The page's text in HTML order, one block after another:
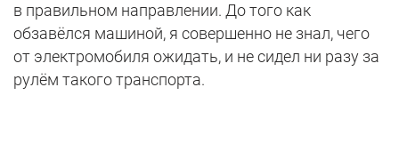
в правильном направлении. До того как
обзавёлся машиной, я совершенно не знал, чего
от электромобиля ожидать, и не сидел ни разу за
рулём такого транспорта.